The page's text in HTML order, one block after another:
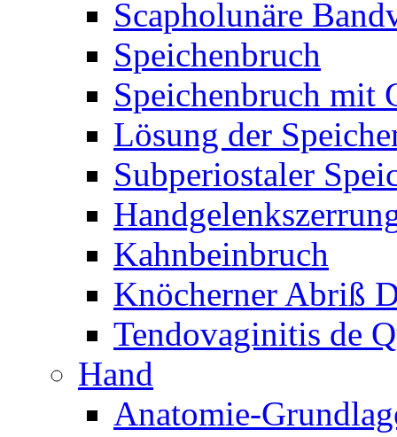
Scapholunäre
Speichenbruch
Speichenbruch mit
Lösung der
Subperiostaler
Kahnbeinbruch
Knöcherner Abriß
Tendovaginitis de
Hand
Anatomie-